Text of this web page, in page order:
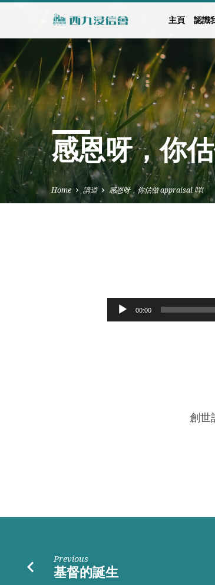
主頁 認識
感恩呀，你
Home 講道 感恩呀，你估做 appraisal 咩!
Audio
Player
00:00
創世
Previous
基督的誕生